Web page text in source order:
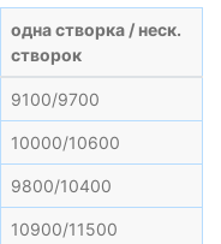
одна створка / неск.
створок
9100/9700
10000/10600
9800/10400
10900/11500